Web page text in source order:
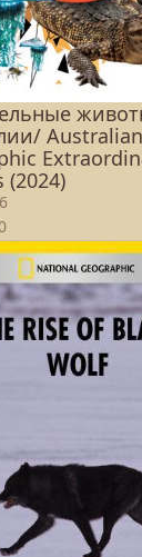
Australian
(2024)